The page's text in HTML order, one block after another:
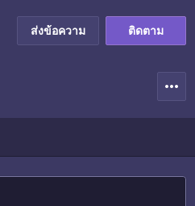
ส่งข้อความ ติดตาม
more_horiz